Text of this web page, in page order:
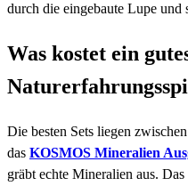
durch die eingebaute Lupe und
Was kostet ein
Die besten Sets liegen
das KOSMOS Mineralien
gräbt echte Mineralien aus.